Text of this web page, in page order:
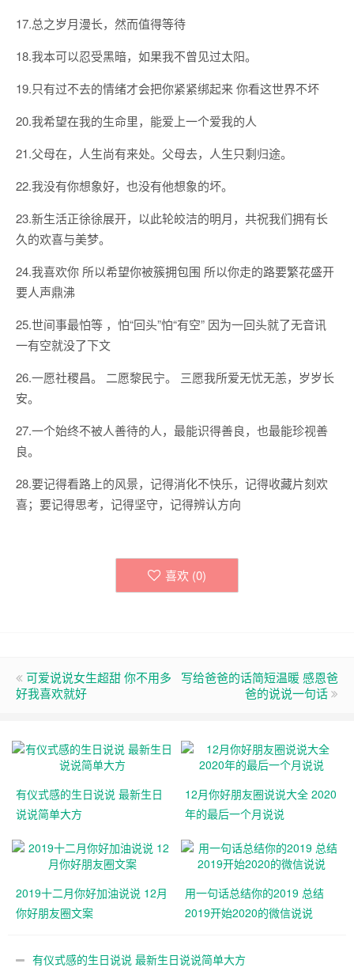
17.总之岁月漫长，然而值得等待
18.我本可以忍受黑暗，如果我不曾见过太阳。
19.只有过不去的情绪才会把你紧紧绑起来 你看这世界不坏
20.我希望在我的生命里，能爱上一个爱我的人
21.父母在，人生尚有来处。父母去，人生只剩归途。
22.我没有你想象好，也没有他想象的坏。
23.新生活正徐徐展开，以此轮皎洁的明月，共祝我们拥有长
久的欢喜与美梦。
24.我喜欢你 所以希望你被簇拥包围 所以你走的路要繁花盛开
要人声鼎沸
25.世间事最怕等 ，怕“回头”怕“有空” 因为一回头就了无音讯
一有空就没了下文
26.一愿社稷昌。 二愿黎民宁。 三愿我所爱无忧无恙，岁岁长
安。
27.一个始终不被人善待的人，最能识得善良，也最能珍视善
良。
28.要记得看路上的风景，记得消化不快乐，记得收藏片刻欢
喜；要记得思考，记得坚守，记得辨认方向
喜欢 (0)
可爱说说女生超甜 你不用多
好我喜欢就好
写给爸爸的话简短温暖 感恩爸
爸的说说一句话
有仪式感的生日说说 最新生日
说说简单大方
12月你好朋友圈说说大全 2020
年的最后一个月说说
2019十二月你好加油说说 12月
你好朋友圈文案
用一句话总结你的2019 总结
2019开始2020的微信说说
有仪式感的生日说说 最新生日说说简单大方